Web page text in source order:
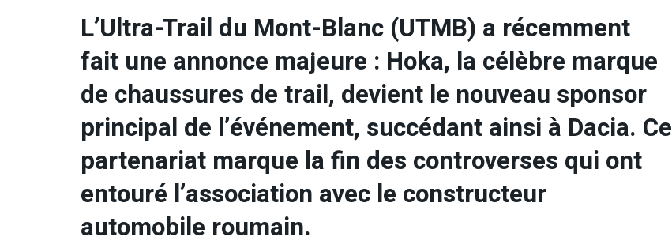
L’Ultra-Trail du Mont-Blanc (UTMB) a récemment
fait une annonce majeure : Hoka, la célèbre marque
de chaussures de trail, devient le nouveau sponsor
principal de l’événement, succédant ainsi à Dacia. Ce
partenariat marque la fin des controverses qui ont
entouré l’association avec le constructeur
automobile roumain.